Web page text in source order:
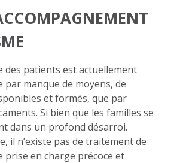
des patients est actuellement
par manque de moyens, de
et formés, que par
Si bien que les familles se
dans un profond désarroi.
il n’existe pas de traitement de
prise en charge précoce et